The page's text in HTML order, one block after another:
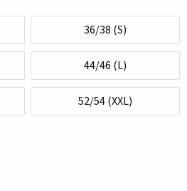
36/38 (S)
44/46 (L)
52/54 (XXL)